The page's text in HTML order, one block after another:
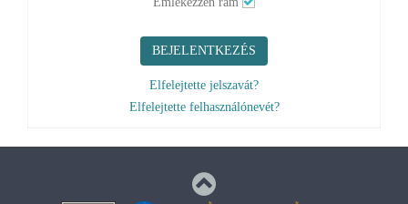
BEJELENTKEZÉS
Elfelejtette jelszavát?
Elfelejtette felhasználónevét?